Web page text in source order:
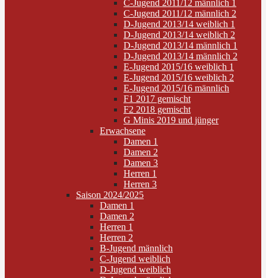
C-Jugend 2011/12 männlich 1
C-Jugend 2011/12 männlich 2
D-Jugend 2013/14 weiblich 1
D-Jugend 2013/14 weiblich 2
D-Jugend 2013/14 männlich 1
D-Jugend 2013/14 männlich 2
E-Jugend 2015/16 weiblich 1
E-Jugend 2015/16 weiblich 2
E-Jugend 2015/16 männlich
F1 2017 gemischt
F2 2018 gemischt
G Minis 2019 und jünger
Erwachsene
Damen 1
Damen 2
Damen 3
Herren 1
Herren 3
Saison 2024/2025
Damen 1
Damen 2
Herren 1
Herren 2
B-Jugend männlich
C-Jugend weiblich
D-Jugend weiblich